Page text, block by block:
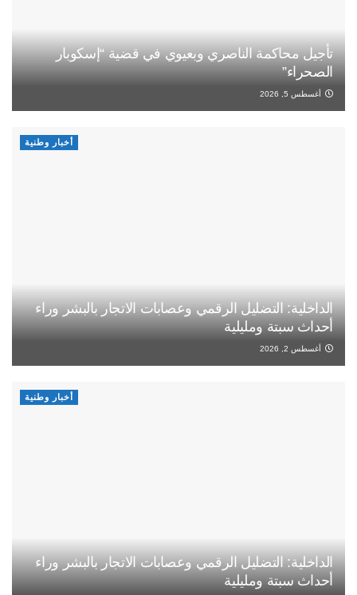
تأجيل محاكمة الناصري وبعيوي في قضية “إسكوبار
الصحراء”
أغسطس 5, 2026
أخبار وطنية
الداخلية: التضليل الرقمي وعصابات الاتجار بالبشر وراء
أحداث سبتة ومليلية
أغسطس 2, 2026
أخبار وطنية
الداخلية: التضليل الرقمي وعصابات الاتجار بالبشر وراء
أحداث سبتة ومليلية